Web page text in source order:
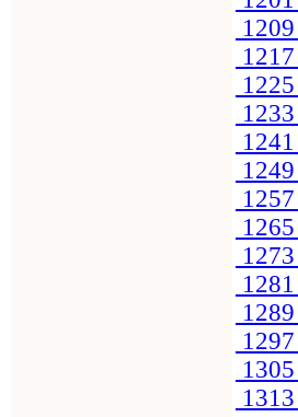
1209
1217
1225
1233
1241
1249
1257
1265
1273
1281
1289
1297
1305
1313